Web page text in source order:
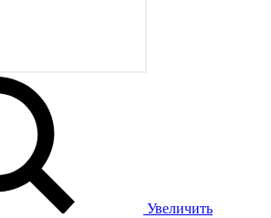
Увеличить